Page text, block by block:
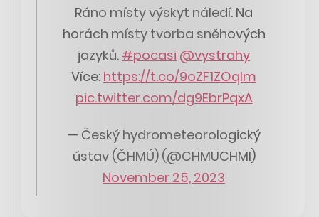
Ráno místy výskyt náledí. Na
horách místy tvorba sněhových
jazyků. #pocasi @vystrahy
Více: https://t.co/9oZF1ZOqIm
pic.twitter.com/dg9EbrPqxA
— Český hydrometeorologický
ústav (ČHMÚ) (@CHMUCHMI)
November 25, 2023